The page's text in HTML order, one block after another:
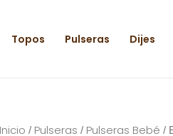
Topos Pulseras Dijes
Inicio / Pulseras / Pulseras Bebé /